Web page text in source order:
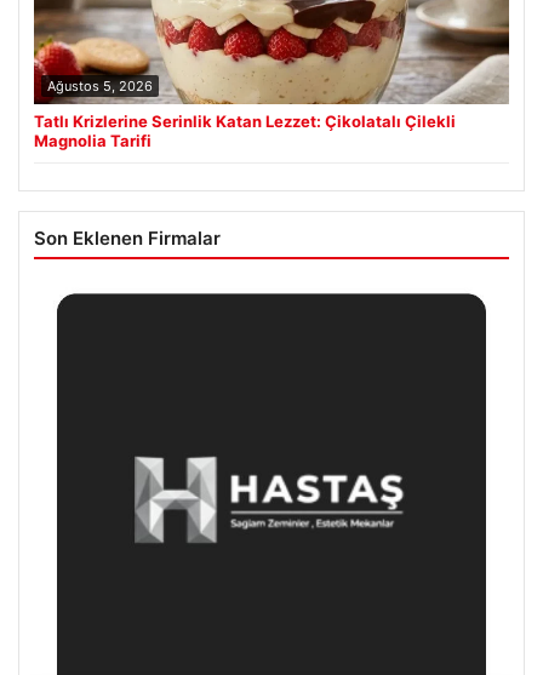
Ağustos 5, 2026
Tatlı Krizlerine Serinlik Katan Lezzet: Çikolatalı Çilekli
Magnolia Tarifi
Son Eklenen Firmalar